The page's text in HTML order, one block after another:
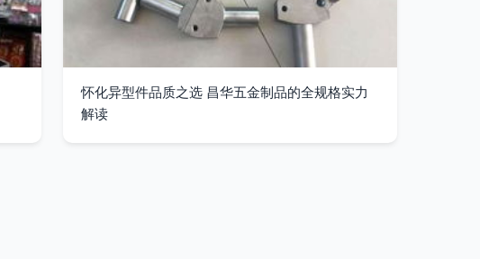
怀化异型件品质之选 昌华五金制品的全规格实力
解读